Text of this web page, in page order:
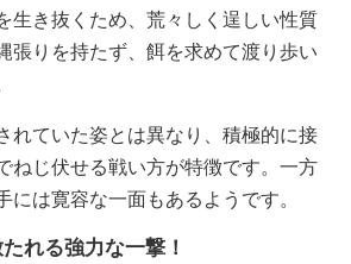
生き抜くため、荒々しく逞しい性質
張りを持たず、餌を求めて渡り歩い
れていた姿とは異なり、積極的に接
ねじ伏せる戦い方が特徴です。一方
には寛容な一面もあるようです。
れる強力な一撃！